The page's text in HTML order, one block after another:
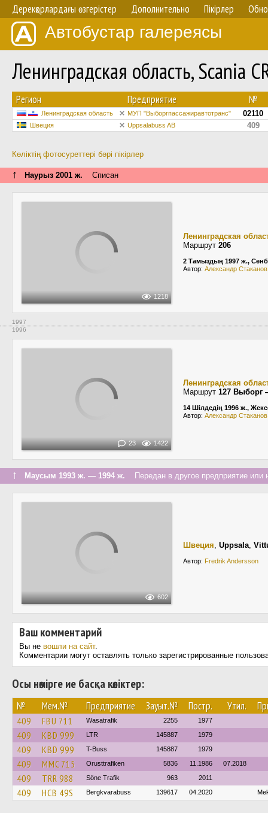
Дерекқорлардағы өзгерістер Дополнительно Пікірлер
Автобустар галереясы
Ленинградская область, Scania
Регион Предприятие №
Ленинградская область МУП "Выборгпассажиравтотранс" 02110
Швеция Uppsalabuss AB 409
Көліктің фотосуреттері бәрі пікірлер
↑ Наурыз 2001 ж. Списан
1218
Ленинградская
Маршрут 206
2 Тамыздың 1997 ж.,
Автор: Александр Стаканов
1997
1996
23 1422
Ленинградская
Маршрут 127 Выборг
14 Шілдедің 1996 ж.,
Автор: Александр Стаканов
↑ Маусым 1993 ж. — 1994 ж. Передан в другое предприятие или
602
Швеция, Uppsala,
Автор: Fredrik Andersson
Ваш комментарий
Вы не вошли на сайт.
Комментарии могут оставлять только зарегистрированные
Осы нөмірге ие басқа көліктер:
№ Мем.№ Предприятие Зауыт.№ Постр. Утил.
409 FBU 711 Wasatrafik 2255 1977
409 KBD 999 LTR 145887 1979
409 KBD 999 T-Buss 145887 1979
409 MMC 715 Orusttrafiken 5836 11.1986 07.2018
409 TRR 988 Söne Trafik 963 2011
409 HCB 49S Bergkvarabuss 139617 04.2020